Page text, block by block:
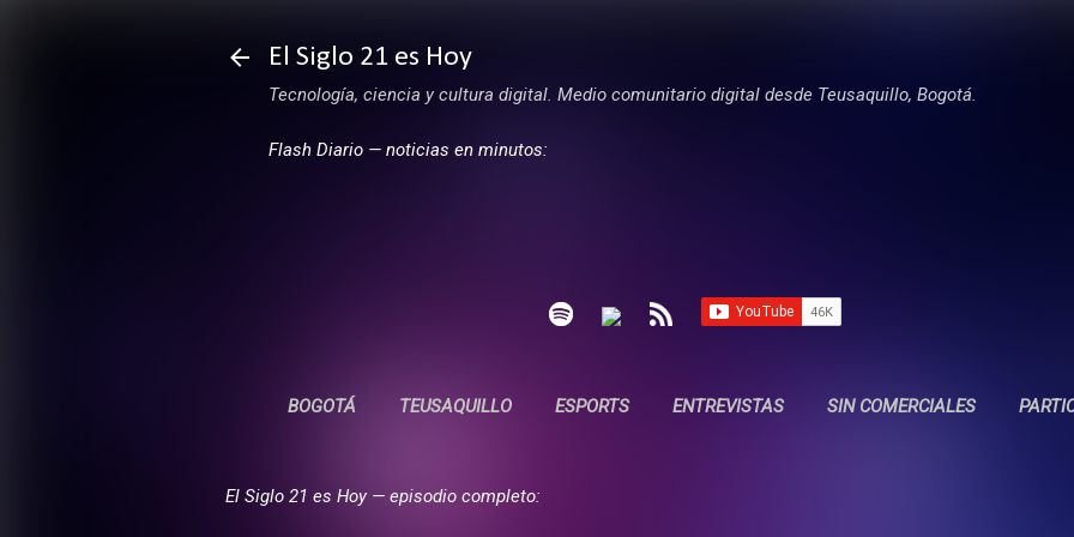
El Siglo 21 es Hoy
Tecnología, ciencia y cultura digital. Medio comunitario digital desde Teusaquillo, Bogotá.
Flash Diario — noticias en minutos:
BOGOTÁ TEUSAQUILLO ESPORTS ENTREVISTAS SIN COMERCIALES
El Siglo 21 es Hoy — episodio completo: